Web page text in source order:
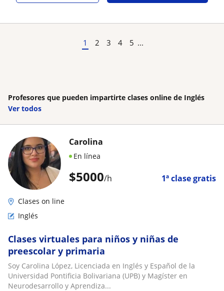
1 2 3 4 5 ...
Profesores que pueden impartirte clases online de Inglés
Ver todos
$5000/h 1ª clase gratis
Carolina
En línea
Clases on line
Inglés
Clases virtuales para niños y niñas de
preescolar y primaria
Soy Carolina López, Licenciada en Inglés y Español de la
Universidad Pontificia Bolivariana (UPB) y Magíster en
Neurodesarrollo y Aprendiza...